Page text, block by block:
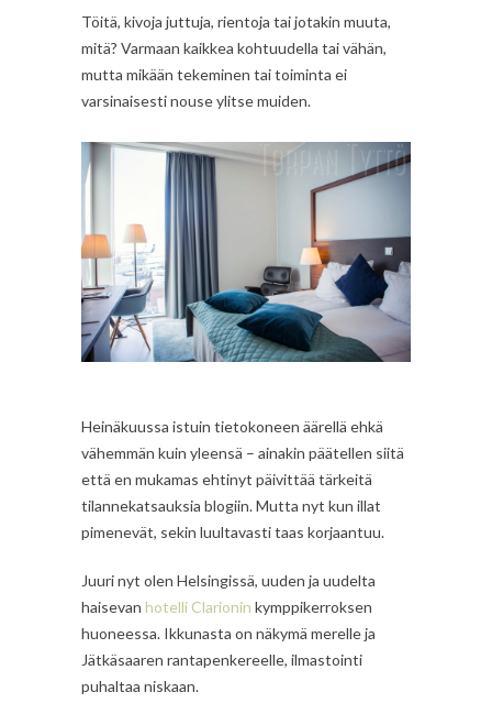
Töitä, kivoja juttuja, rientoja tai jotakin muuta,
mitä? Varmaan kaikkea kohtuudella tai vähän,
mutta mikään tekeminen tai toiminta ei
varsinaisesti nouse ylitse muiden.
Heinäkuussa istuin tietokoneen äärellä ehkä
vähemmän kuin yleensä – ainakin päätellen siitä
että en mukamas ehtinyt päivittää tärkeitä
tilannekatsauksia blogiin. Mutta nyt kun illat
pimenevät, sekin luultavasti taas korjaantuu.
Juuri nyt olen Helsingissä, uuden ja uudelta
haisevan hotelli Clarionin kymppikerroksen
huoneessa. Ikkunasta on näkymä merelle ja
Jätkäsaaren rantapenkereelle, ilmastointi
puhaltaa niskaan.